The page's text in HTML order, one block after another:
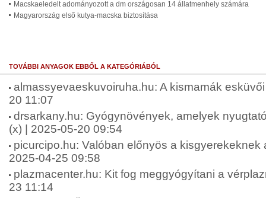
Macskaeledelt adományozott a dm országosan 14 állatmenhely számára
Magyarország első kutya-macska biztosítása
TOVÁBBI ANYAGOK EBBŐL A KATEGÓRIÁBÓL
almassyevaeskuvoiruha.hu: A kismamák
20 11:07
drsarkany.hu: Gyógynövények, amelyek
(x) | 2025-05-20 09:54
picurcipo.hu: Valóban előnyös a kisgyerekeknek
2025-04-25 09:58
plazmacenter.hu: Kit fog meggyógyítani a
23 11:14